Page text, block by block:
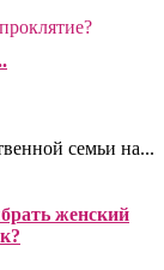
семьи на...
женский